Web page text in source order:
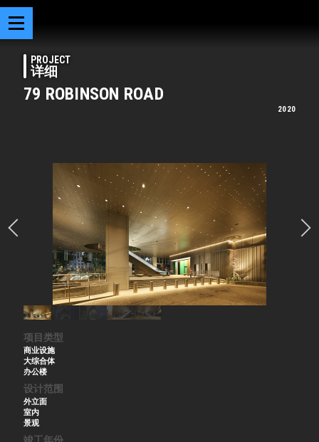
PROJECT
详细
79 ROBINSON ROAD
2020
项目类型
商业设施
大综合体
办公楼
设计范围
外立面
室内
景观